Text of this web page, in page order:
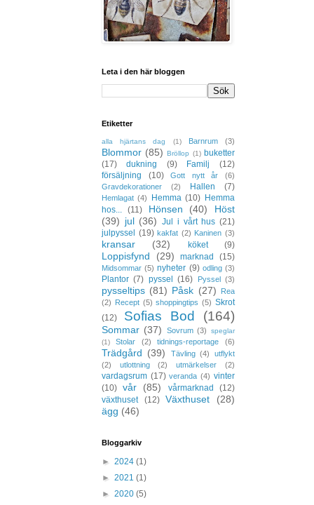
Leta i den här bloggen
Etiketter
alla hjärtans dag (1) Barnrum (3)
Blommor (85) Bröllop (1) buketter
(17)
dukning (9) Familj
(12)
försäljning
(10) Gott nytt år
(6)
Gravdekorationer
(2) Hallen (7)
Hemlagat (4) Hemma (10) Hemma
hos...
(11) Hönsen (40)
Höst
(39) jul (36) Jul i vårt hus (21)
julpyssel
(19) kakfat (2) Kaninen (3)
kransar (32) köket (9)
Loppisfynd (29) marknad (15)
Midsommar (5) nyheter (9) odling (3)
Plantor (7) pyssel (16) Pyssel (3)
pysseltips (81) Påsk (27)
Rea
(2) Recept (5) shoppingtips (5) Skrot
(12)
Sofias Bod (164)
Sommar (37) Sovrum (3)
speglar
(1)
Stolar (2) tidnings-reportage (6)
Trädgård (39) Tävling (4)
utflykt
(2)
utlottning (2) utmärkelser (2)
vardagsrum (17) veranda (4) vinter
(10) vår (85) vårmarknad
(12)
växthuset
(12) Växthuset
(28)
ägg (46)
Bloggarkiv
► 2024 (1)
► 2021 (1)
► 2020 (5)